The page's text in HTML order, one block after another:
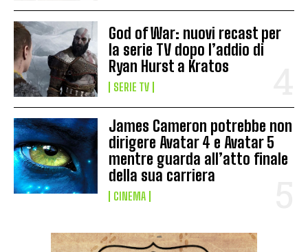
God of War: nuovi recast per
la serie TV dopo l’addio di
Ryan Hurst a Kratos
SERIE TV
James Cameron potrebbe non
dirigere Avatar 4 e Avatar 5
mentre guarda all’atto finale
della sua carriera
CINEMA